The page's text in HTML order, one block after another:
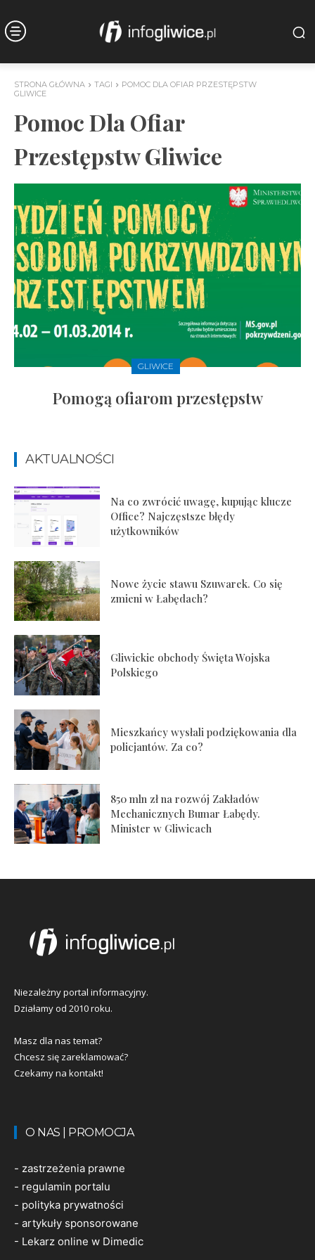
STRONA GŁÓWNA TAGI
POMOC DLA OFIAR PRZESTĘPSTW
GLIWICE
Pomoc Dla Ofiar
Przestępstw Gliwice
GLIWICE
Pomogą ofiarom przestępstw
AKTUALNOŚCI
Na co zwrócić uwagę, kupując klucze
Office? Najczęstsze błędy
użytkowników
Nowe życie stawu Szuwarek. Co się
zmieni w Łabędach?
Gliwickie obchody Święta Wojska
Polskiego
Mieszkańcy wysłali podziękowania dla
policjantów. Za co?
850 mln zł na rozwój Zakładów
Mechanicznych Bumar Łabędy.
Minister w Gliwicach
Niezależny portal informacyjny.
Działamy od 2010 roku.
Masz dla nas temat?
Chcesz się zareklamować?
Czekamy na kontakt!
O NAS | PROMOCJA
- zastrzeżenia prawne
- regulamin portalu
- polityka prywatności
- artykuły sponsorowane
- Lekarz online w Dimedic